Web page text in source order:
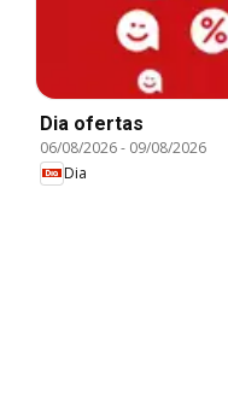
Dia ofertas
06/08/2026- 09/08/2026
Dia